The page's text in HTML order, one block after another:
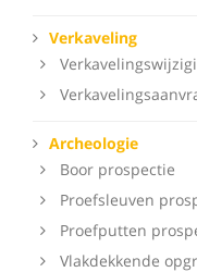
Verkaveling
Archeologie
Boor prospectie
Proefsleuven
Proefputten
Vlakdekkende